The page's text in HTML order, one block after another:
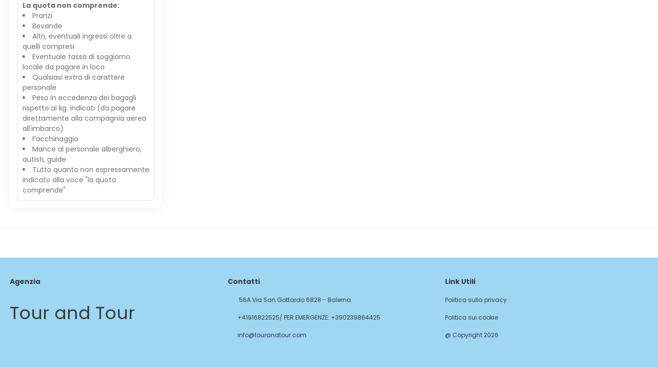
La quota non comprende:
Pranzi
Bevande
Altri, eventuali ingressi oltre a
quelli compresi
Eventuale tassa di soggiorno
locale da pagare in loco
Qualsiasi extra di carattere
personale
Peso in eccedenza dei bagagli
rispetto ai kg. indicati (da pagare
direttamente alla compagnia aerea
all'imbarco)
Facchinaggio
Mance al personale alberghiero,
autisti, guide
Tutto quanto non espressamente
indicato alla voce "la quota
comprende"
Agenzia
Tour and Tour
Contatti
56A Via San Gottardo 6828 - Balerna
+41916822525/ PER EMERGENZE: +390239864425
info@tourandtour.com
Link Utili
Politica sulla privacy
Politica sui cookie
@ Copyright 2026